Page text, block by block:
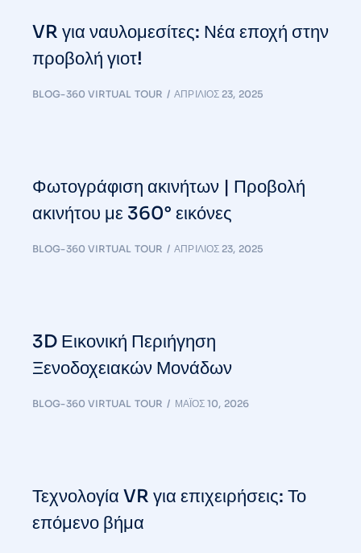
VR για ναυλομεσίτες: Νέα εποχή στην
προβολή γιοτ!
BLOG-360 VIRTUAL TOUR ΑΠΡΊΛΙΟΣ 23, 2025
Φωτογράφιση ακινήτων | Προβολή
ακινήτου με 360° εικόνες
BLOG-360 VIRTUAL TOUR ΑΠΡΊΛΙΟΣ 23, 2025
3D Εικονική Περιήγηση
Ξενοδοχειακών Μονάδων
BLOG-360 VIRTUAL TOUR ΜΆΙΟΣ 10, 2026
Τεχνολογία VR για επιχειρήσεις: Το
επόμενο βήμα